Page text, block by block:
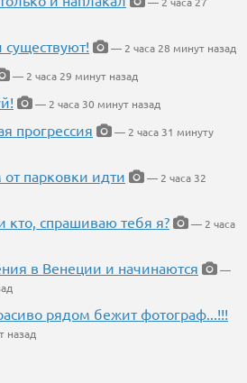
существуют!
— 2 часа 28 минут назад
— 2 часа 29 минут назад
— 2 часа 30 минут назад
прогрессия
— 2 часа 31 минуту
парковки идти
— 2 часа 32
кто, спрашиваю тебя я?
— 2 часа
в Венеции и начинаются
—
рядом бежит фотограф...!!!
назад